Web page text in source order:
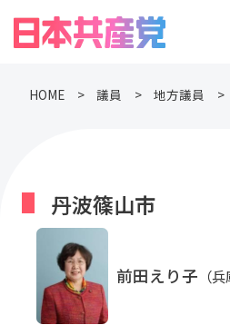
HOME 議員 地方議員
丹波篠山市
前田えり子 （